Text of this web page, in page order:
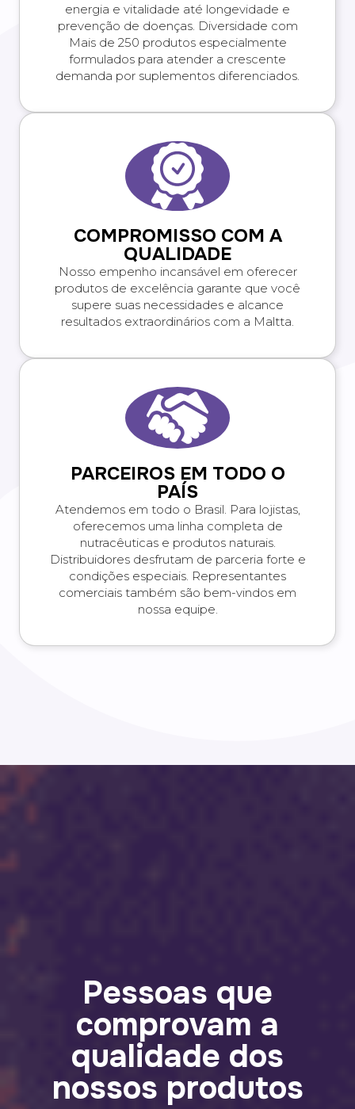
energia e vitalidade até longevidade e
prevenção de doenças. Diversidade com
Mais de 250 produtos especialmente
formulados para atender a crescente
demanda por suplementos diferenciados.
COMPROMISSO COM A
QUALIDADE
Nosso empenho incansável em oferecer
produtos de excelência garante que você
supere suas necessidades e alcance
resultados extraordinários com a Maltta.
PARCEIROS EM TODO O
PAÍS
Atendemos em todo o Brasil. Para lojistas,
oferecemos uma linha completa de
nutracêuticas e produtos naturais.
Distribuidores desfrutam de parceria forte e
condições especiais. Representantes
comerciais também são bem-vindos em
nossa equipe.
Pessoas que
comprovam a
qualidade dos
nossos produtos